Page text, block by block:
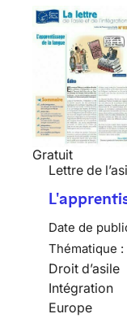
Gratuit
Lettre de
Date de
Thématique :
Droit d’asile
Intégration
Europe